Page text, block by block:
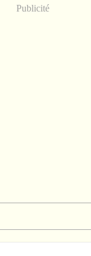
Publicité